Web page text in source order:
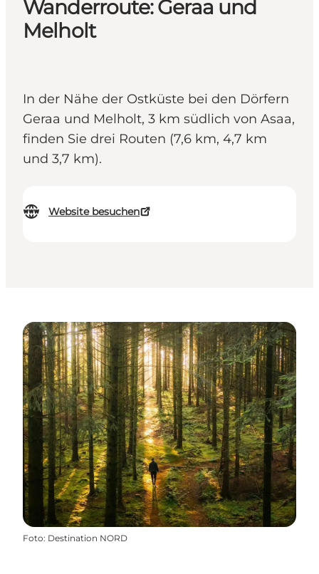
Wanderroute: Geraa und
Melholt
In der Nähe der Ostküste bei den Dörfern
Geraa und Melholt, 3 km südlich von Asaa,
finden Sie drei Routen (7,6 km, 4,7 km
und 3,7 km).
Website besuchen
Foto: Destination NORD